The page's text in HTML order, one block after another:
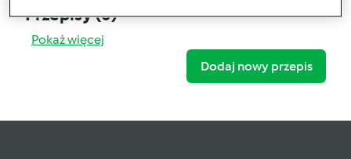
Przepisy(0)
Pokaż więcej
Dodaj nowy przepis